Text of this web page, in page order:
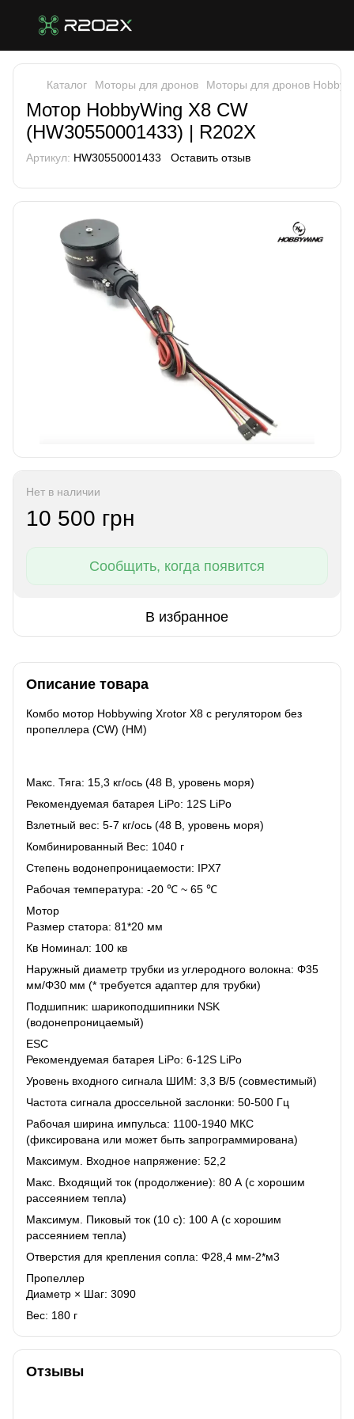
Каталог Моторы для дронов Моторы для дронов
Мотор HobbyWing X8 CW
(HW30550001433) | R202X
Артикул: HW30550001433 Оставить отзыв
Нет в наличии
10 500 грн
Сообщить, когда появится
В избранное
Описание товара
Комбо мотор Hobbywing Xrotor X8 с регулятором без
пропеллера (CW) (HM)
Макс. Тяга: 15,3 кг/ось (48 В, уровень моря)
Рекомендуемая батарея LiPo: 12S LiPo
Взлетный вес: 5-7 кг/ось (48 В, уровень моря)
Комбинированный Вес: 1040 г
Степень водонепроницаемости: IPX7
Рабочая температура: -20 ℃ ~ 65 ℃
Мотор
Размер статора: 81*20 мм
Кв Номинал: 100 кв
Наружный диаметр трубки из углеродного волокна: Φ35
мм/Φ30 мм (* требуется адаптер для трубки)
Подшипник: шарикоподшипники NSK
(водонепроницаемый)
ESC
Рекомендуемая батарея LiPo: 6-12S LiPo
Уровень входного сигнала ШИМ: 3,3 В/5 (совместимый)
Частота сигнала дроссельной заслонки: 50-500 Гц
Рабочая ширина импульса: 1100-1940 МКС
(фиксирована или может быть запрограммирована)
Максимум. Входное напряжение: 52,2
Макс. Входящий ток (продолжение): 80 А (с хорошим
рассеянием тепла)
Максимум. Пиковый ток (10 с): 100 А (с хорошим
рассеянием тепла)
Отверстия для крепления сопла: Φ28,4 мм-2*м3
Пропеллер
Диаметр × Шаг: 3090
Вес: 180 г
Отзывы